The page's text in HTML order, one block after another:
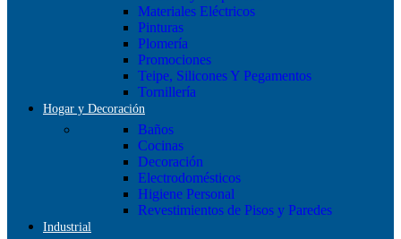
Materiales Eléctricos
Pinturas
Plomería
Promociones
Teipe, Silicones Y Pegamentos
Tornillería
Hogar y Decoración
Baños
Cocinas
Decoración
Electrodomésticos
Higiene Personal
Revestimientos de Pisos y Paredes
Industrial